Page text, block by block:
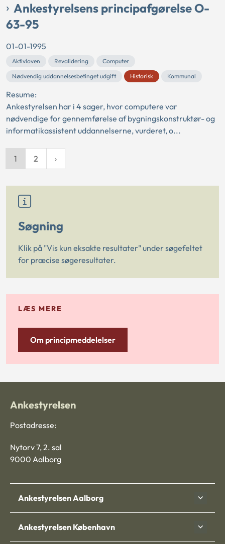
Ankestyrelsens principafgørelse O-
63-95
01-01-1995
Aktivloven Revalidering
Computer
Nødvendig uddannelsesbetinget udgift
Historisk Kommunal
Resume:
Ankestyrelsen har i 4 sager, hvor computere var
nødvendige for gennemførelse af bygningskonstruktør- og
informatikassistent uddannelserne, vurderet, o...
1 2
Søgning
Klik på "Vis kun eksakte resultater" under søgefeltet
for præcise søgeresultater.
LÆS MERE
Om principmeddelelser
Ankestyrelsen
Postadresse:
Nytorv 7, 2. sal
9000 Aalborg
Ankestyrelsen Aalborg
Ankestyrelsen København